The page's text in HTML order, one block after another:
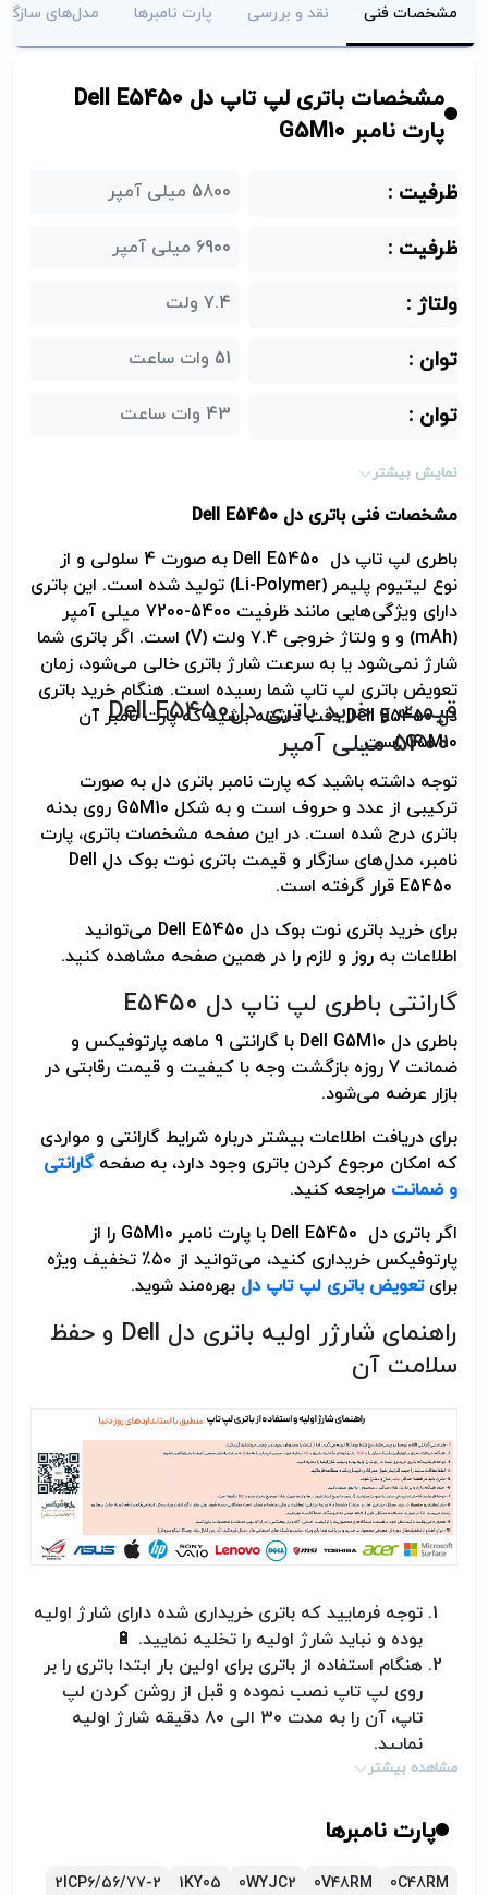
مشخصات فنی نقد و بررسی پارت نامبرها مدل‌های سازگار
مشخصات باتری لپ تاپ دل Dell E5450
پارت نامبر G5M10
ظرفیت : 5800 میلی آمپر
ظرفیت : 6900 میلی آمپر
ولتاژ : 7.4 ولت
توان : 51 وات ساعت
توان : 43 وات ساعت
جنس باتری :
تعداد سلول : 4 سلولی
برند : dell (دل)
نوع باتری : لیتیوم-پلیمر (Li-Polymer)
کیفیت :
HIFIX (بالاترین کیفیت در
سطح اورجینال)
گارانتی :
265 روز گارانتی تعویض
Partofix
پارت نامبر (Part
Number) :
G5M10
نمایش بیشتر
مشخصات فنی باتری دل Dell E5450
باطری لپ تاپ دل Dell E5450
به صورت 4 سلولی و از
نوع لیتیوم پلیمر (Li-Polymer) تولید شده است. این باتری
دارای ویژگی‌هایی مانند ظرفیت 5400-7200 میلی آمپر
(
mAh) و و ولتاژ خروجی 7.4 ولت ( V) است. اگر باتری شما
شارژ نمی‌شود یا به سرعت شارژ باتری خالی می‌شود، زمان
تعویض باتری لپ تاپ شما رسیده است. هنگام خرید باتری
دلDell E5450دقت داشته باشید که پارت نامبر آن
G5M10است.
قیمت و خرید باتری دل- Dell E5450
5400 میلی آمپر
توجه داشته باشید که پارت نامبر باتری دل به صورت
ترکیبی از عدد و حروف است و به شکل G5M10 روی بدنه
باتری درج شده است. در این صفحه مشخصات باتری، پارت
نامبر، مدل‌های سازگار و قیمت باتری نوت بوک دل Dell
E5450 قرار گرفته است.
برای خرید باتری نوت بوک دل Dell E5450 می‌توانید
اطلاعات به روز و لازم را در همین صفحه مشاهده کنید.
گارانتی باطری لپ تاپ دل E5450
باطری دل Dell G5M10
با گارانتی 9 ماهه پارتوفیکس و
ضمانت 7 روزه بازگشت وجه با کیفیت و قیمت رقابتی در
بازار عرضه می‌شود.
برای دریافت اطلاعات بیشتر درباره شرایط گارانتی و مواردی
که امکان مرجوع کردن باتری وجود دارد، به صفحهگارانتی
و ضمانت مراجعه کنید.
اگر باتری دل Dell E5450 با پارت نامبر G5M10 را از
پارتوفیکس خریداری کنید، می‌توانید از ۵۰٪ تخفیف ویژه
برایتعویض باتری لپ تاپ دل بهره‌مند شوید.
راهنمای شارژر اولیه باتری دل Dell و حفظ
سلامت آن
توجه فرمایید که باتری خریداری شده دارای شارژ اولیه
بوده و نباید شارژ اولیه را تخلیه نمایید. 🔋
هنگام استفاده از باتری برای اولین بار ابتدا باتری را بر
روی لپ تاپ نصب نموده و قبل از روشن کردن لپ
تاپ، آن را به مدت 30 الی 80 دقیقه شارژ اولیه
نمایید.
طول عمر آن کم خواهد شد= کوتاه شدن تعداد سیکل
شارژ و دشارژر باتری لپ تاپ
اگر به هر دلیل قصد استفاده از لپ تاچ خود را به
مشاهده بیشتر
پارت نامبرها
0C48RM
0V48RM
0WYJC2
1KY05
2ICP6/56/77-2